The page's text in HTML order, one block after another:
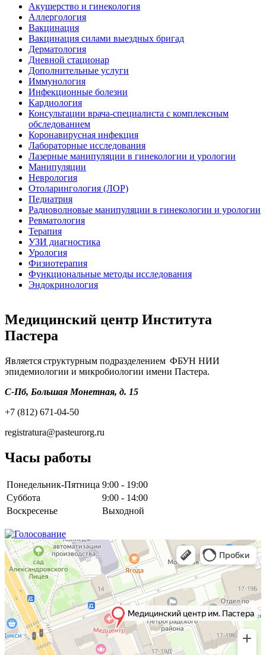
Акушерство и гинекология
Аллергология
Вакцинация
Вакцинация силами выездных бригад
Дерматология
Дневной стационар
Дополнительные услуги
Иммунология
Инфекционные болезни
Кардиология
Консультации врача-специалиста с комплексным
обследованием
Коронавирусная инфекция
Лабораторные исследования
Лазерные манипуляции в гинекологии и урологии
Манипуляции
Неврология
Отоларингология (ЛОР)
Педиатрия
Радиоволновые манипуляции в гинекологии и урологии
Ревматология
Терапия
УЗИ диагностика
Урология
Физиотерапия
Функциональные методы исследования
Эндокринология
Медицинский центр Института
Пастера
Является структурным подразделением ФБУН НИИ
эпидемиологии и микробиологии имени Пастера.
С-Пб, Большая Монетная, д. 15
+7 (812) 671-04-50
registratura@pasteurorg.ru
Часы работы
Понедельник-Пятница 9:00 - 19:00
Суббота
9:00 - 14:00
Воскресенье
Выходной